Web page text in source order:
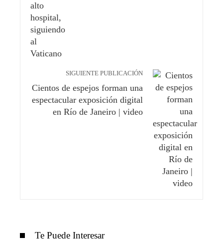
SIGUIENTE PUBLICACIÓN
Cientos de espejos forman una
espectacular exposición digital
en Río de Janeiro | video
Te Puede Interesar